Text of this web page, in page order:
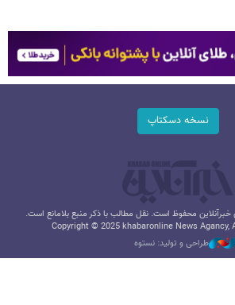
نسخه دسکتاپ
محفوظ است. نقل مطالب با ذکر منبع بلامانع است.
Copyright © 2025 khabaronline News Agancy,
طراحی و تولید: نستوه